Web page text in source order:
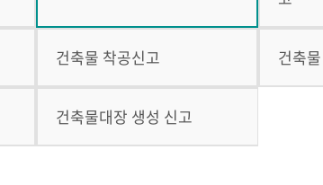
건축물 착공신고 건축
건축물대장 생성 신고